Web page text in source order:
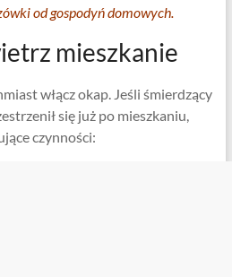
od gospodyń domowych.
mieszkanie
włącz okap. Jeśli śmierdzący
się już po mieszkaniu,
czynności: